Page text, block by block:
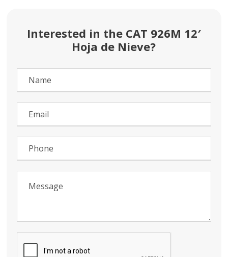
Interested in the CAT 926M 12′
Hoja de Nieve?